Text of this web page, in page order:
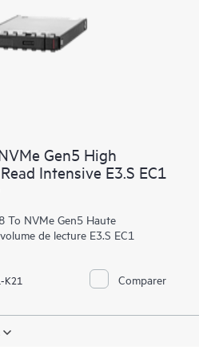
Gen5 High
Intensive E3.S EC1
To NVMe Gen5 Haute
de lecture E3.S EC1
K21 Comparer